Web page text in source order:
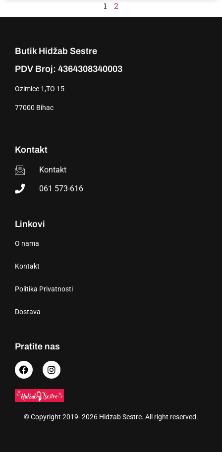
1 2
Butik Hidžab Sestre
PDV Broj: 4364308340003
Ozimice 1,TO 15
77000 Bihac
Kontakt
Kontakt
061 573-616
Linkovi
O nama
Kontakt
Politika Privatnosti
Dostava
Pratite nas
© Copyright 2019- 2026 Hidzab Sestre. All right reserved.